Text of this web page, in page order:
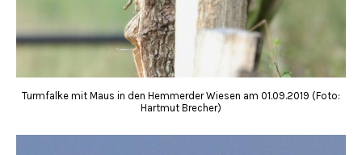
Turmfalke mit Maus in den Hemmerder Wiesen am 01.09.2019 (Foto:
Hartmut Brecher)